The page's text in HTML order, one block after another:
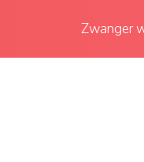
Zwanger